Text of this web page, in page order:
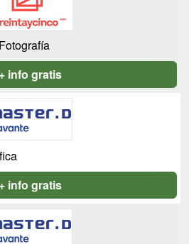
+ info gratis
+ info gratis